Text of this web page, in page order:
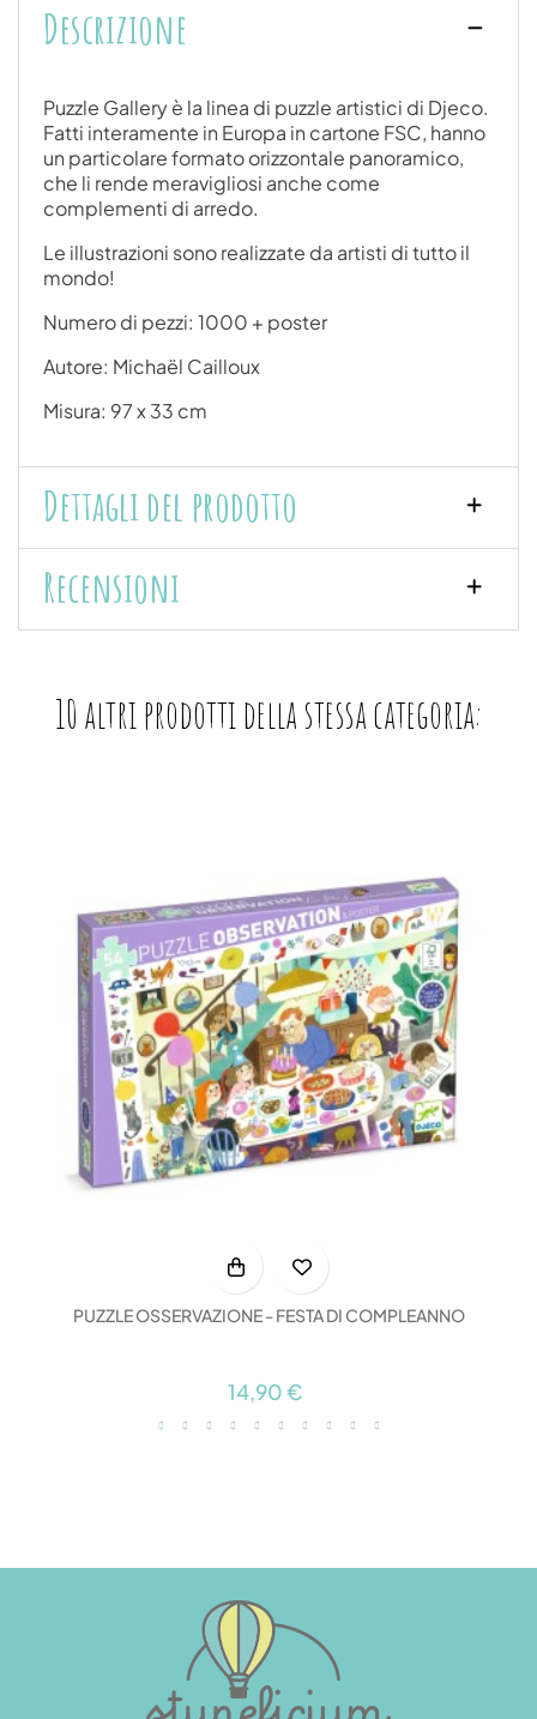
Descrizione
Puzzle Gallery è la linea di puzzle artistici di Djeco.
Fatti interamente in Europa in cartone FSC, hanno
un particolare formato orizzontale panoramico,
che li rende meravigliosi anche come
complementi di arredo.
Le illustrazioni sono realizzate da artisti di tutto il
mondo!
Numero di pezzi: 1000 + poster
Autore: Michaël Cailloux
Misura: 97 x 33 cm
Dettagli del prodotto
Recensioni
10 altri prodotti della stessa categoria:
PUZZLE OSSERVAZIONE - FESTA DI COMPLEANNO
14,90 €